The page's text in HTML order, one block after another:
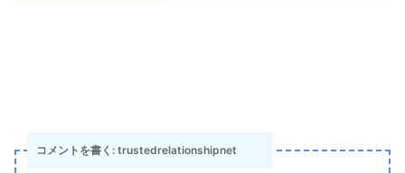
コメントを書く: trustedrelationshipnet